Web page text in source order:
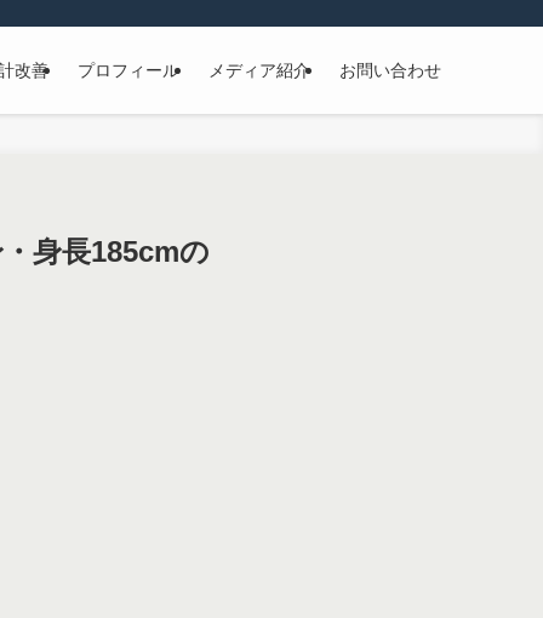
改善 プロフィール メディア紹介 お問い合わせ
身長185cmの